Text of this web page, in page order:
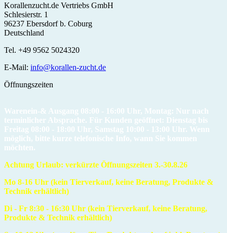
Korallenzucht.de Vertriebs GmbH
Schlesierstr. 1
96237 Ebersdorf b. Coburg
Deutschland
Tel. +49 9562 5024320
E-Mail: info@korallen-zucht.de
Öffnungszeiten
Warenein-& Ausgang 08:00 - 16:00 Uhr, Montag: Nur nach
terminlicher Absprache. Für Kunden geöffnet: Dienstag bis
Freitag 08:00 - 18:00 Uhr, Samstag 10:00 - 13:00 Uhr. Wenn
möglich, bitte kurze telefonische Info, wann Sie kommen
möchten.
Achtung Urlaub: verkürzte Öffnungszeiten 3.-30.8.26
Mo 8-16 Uhr (kein Tierverkauf, keine Beratung, Produkte &
Technik erhältlich)
Di - Fr 8:30 - 16:30 Uhr (kein Tierverkauf, keine Beratung,
Produkte & Technik erhältlich)